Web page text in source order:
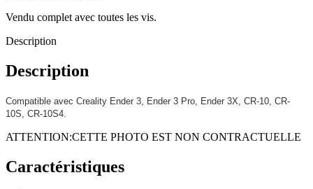
Vendu complet avec toutes les vis.
Description
Description
Compatible avec Creality Ender 3, Ender 3 Pro, Ender 3X, CR-10, CR-
10S, CR-10S4.
ATTENTION:CETTE PHOTO EST NON CONTRACTUELLE
Caractéristiques